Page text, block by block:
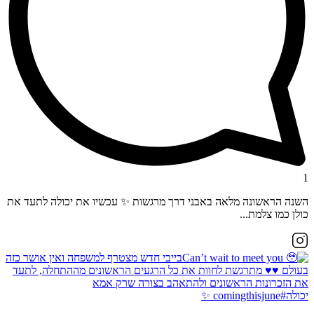
1
השנה הראשונה מלאה באבני דרך מרגשות ✨ עכשיו את יכולה לתעד את
כולן כמו צלמת...